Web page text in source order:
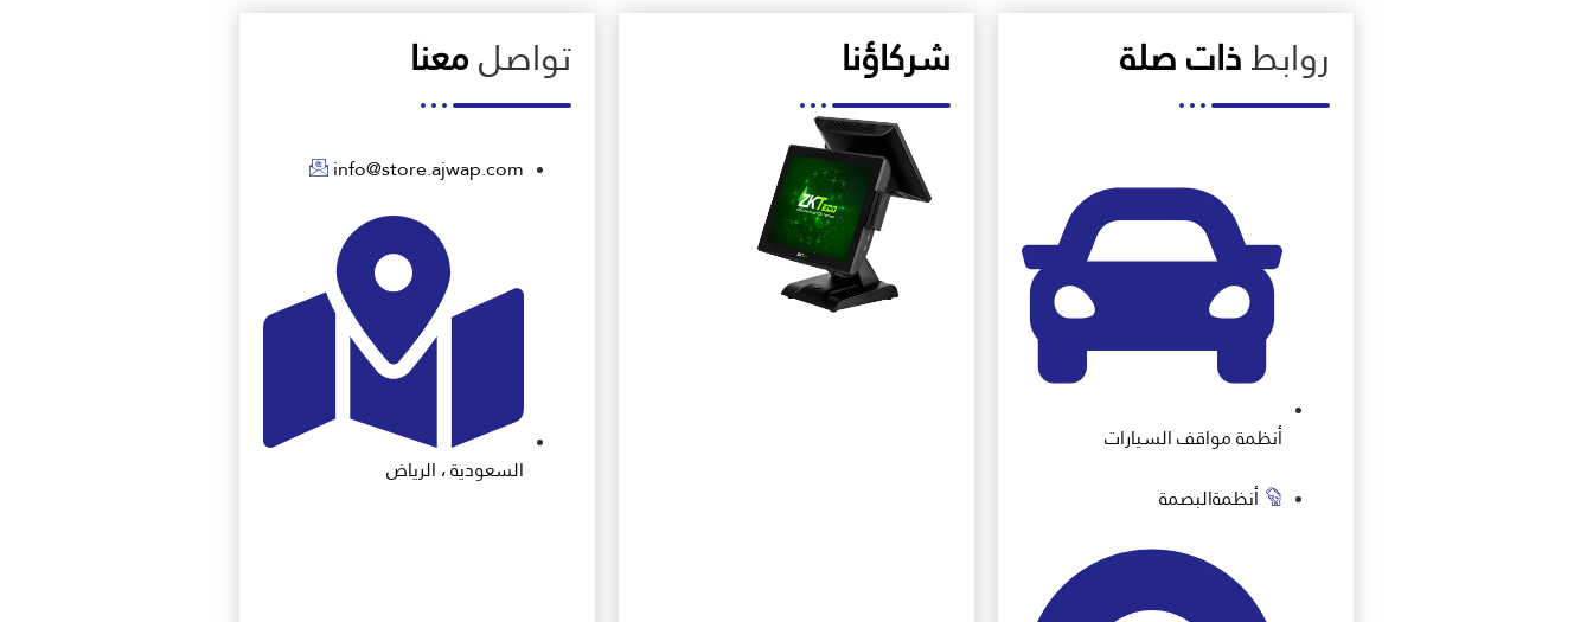
روابطذات صلة
أنظمة مواقف السيارات
أنظمةالبصمة
شركاؤنا تواصلمعنا
info@store.ajwap.com
السعودية ، الرياض